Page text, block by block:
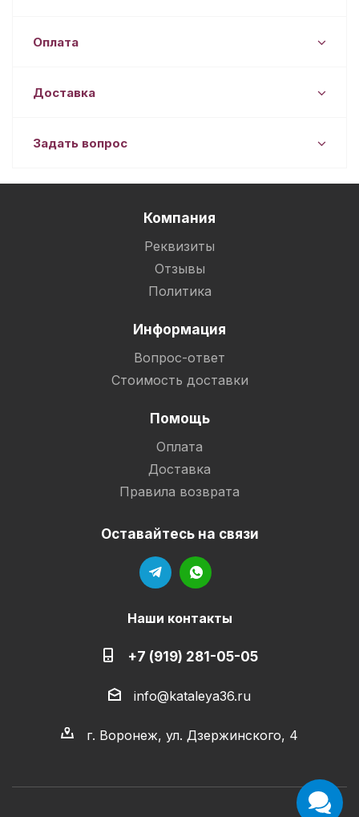
Оплата
Доставка
Задать вопрос
Компания
Реквизиты
Отзывы
Политика
Информация
Вопрос-ответ
Стоимость доставки
Помощь
Оплата
Доставка
Правила возврата
Оставайтесь на связи
Наши контакты
+7 (919) 281-05-05
info@kataleya36.ru
г. Воронеж, ул. Дзержинского, 4